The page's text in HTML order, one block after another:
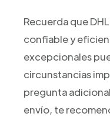
Recuerda que
confiable y
excepcionales
circunstancias
pregunta
envío, te